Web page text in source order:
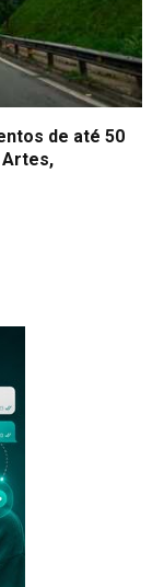
de até 50
Artes,